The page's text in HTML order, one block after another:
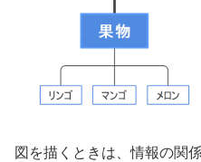
図を描くときは、情報の関